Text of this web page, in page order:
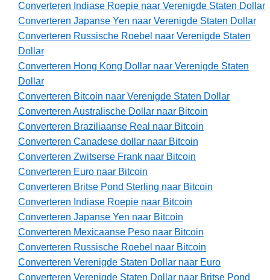
Converteren Indiase Roepie naar Verenigde Staten Dollar
Converteren Japanse Yen naar Verenigde Staten Dollar
Converteren Russische Roebel naar Verenigde Staten
Dollar
Converteren Hong Kong Dollar naar Verenigde Staten
Dollar
Converteren Bitcoin naar Verenigde Staten Dollar
Converteren Australische Dollar naar Bitcoin
Converteren Braziliaanse Real naar Bitcoin
Converteren Canadese dollar naar Bitcoin
Converteren Zwitserse Frank naar Bitcoin
Converteren Euro naar Bitcoin
Converteren Britse Pond Sterling naar Bitcoin
Converteren Indiase Roepie naar Bitcoin
Converteren Japanse Yen naar Bitcoin
Converteren Mexicaanse Peso naar Bitcoin
Converteren Russische Roebel naar Bitcoin
Converteren Verenigde Staten Dollar naar Euro
Converteren Verenigde Staten Dollar naar Britse Pond